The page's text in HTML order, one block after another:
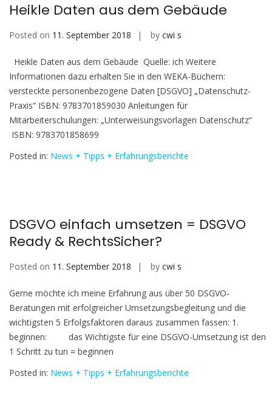
Heikle Daten aus dem Gebäude
Posted on 11. September 2018 by cwi s
Heikle Daten aus dem Gebäude Quelle: ich Weitere
Informationen dazu erhalten Sie in den WEKA-Büchern:
versteckte personenbezogene Daten [DSGVO] „Datenschutz-
Praxis“ ISBN: 9783701859030 Anleitungen für
Mitarbeiterschulungen: „Unterweisungsvorlagen Datenschutz“
ISBN: 9783701858699
Posted in: News + Tipps + Erfahrungsberichte
DSGVO einfach umsetzen = DSGVO
Ready & RechtsSicher?
Posted on 11. September 2018 by cwi s
Gerne möchte ich meine Erfahrung aus über 50 DSGVO-
Beratungen mit erfolgreicher Umsetzungsbegleitung und die
wichtigsten 5 Erfolgsfaktoren daraus zusammen fassen: 1.
beginnen: das Wichtigste für eine DSGVO-Umsetzung ist den
1 Schritt zu tun = beginnen
Posted in: News + Tipps + Erfahrungsberichte